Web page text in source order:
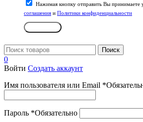
Нажимая кнопку отправить Вы принимаете
соглашения и Политики конфиденциальности
Поиск
0
Войти Создать аккаунт
Имя пользователя или Email *
Пароль *Обязательно